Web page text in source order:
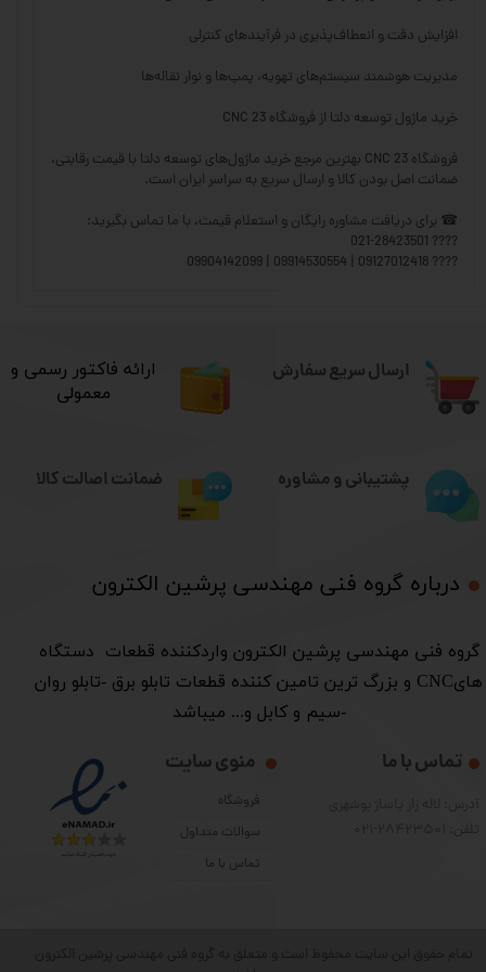
افزایش دقت و انعطاف‌پذیری در فرآیندهای کنترلی
مدیریت هوشمند سیستم‌های تهویه، پمپ‌ها و نوار نقاله‌ها
خرید ماژول توسعه دلتا از فروشگاه CNC 23
فروشگاه CNC 23 بهترین مرجع خرید ماژول‌های توسعه دلتا با قیمت رقابتی،
ضمانت اصل بودن کالا و ارسال سریع به سراسر ایران است.
☎ برای دریافت مشاوره رایگان و استعلام قیمت، با ما تماس بگیرید:
???? 021-28423501
???? 09127012418 | 09914530554 | 09904142099
ارسال سریع سفارش
درباره گروه فنی مهندسی پرشین الکترون​​​​​​​
​گروه فنی مهندسی پرشین الکترون واردکننده قطعات دستگاه
هایCNC و بزرگ ترین تامین کننده قطعات تابلو برق -تابلو روان
-سیم و کابل و... میباشد
منوی سایت
فروشگاه
سوالات متداول
تماس با ما
تماس با ما
​ارائه فاکتور رسمی و
معمولی
پشتیبانی و مشاوره ضمانت اصالت کالا